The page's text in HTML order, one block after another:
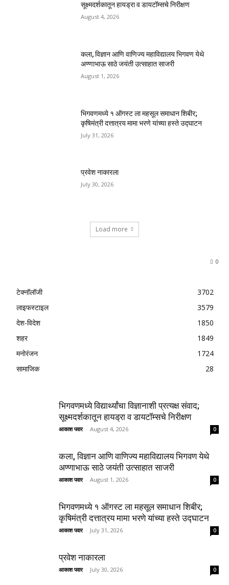
सूक्ष्मदर्शकातून हायड्रा व डायटॉम्सचे निरीक्षण
August 4, 2026
कला, विज्ञान आणि वाणिज्य महाविद्यालय भिगवण येथे
अण्णाभाऊ साठे जयंती उत्साहात साजरी
August 1, 2026
भिगवणमध्ये १ ऑगस्ट ला महसूल समाधान शिबीर;
कृषिमंत्री दत्तात्रय मामा भरणे यांच्या हस्ते उद्घाटन
July 31, 2026
प्रवेश नाकारला
July 30, 2026
Load more
0
टेक्नॉलॉजी
3702
लाइफस्टाइल
3579
देश-विदेश
1850
शहर
1849
मनोरंजन
1724
सामाजिक
28
भिगवणमध्ये विद्यार्थ्यांचा विज्ञानाशी प्रत्यक्ष संवाद;
सूक्ष्मदर्शकातून हायड्रा व डायटॉम्सचे निरीक्षण
आकाश पवार - August 4, 2026 0
कला, विज्ञान आणि वाणिज्य महाविद्यालय भिगवण येथे
अण्णाभाऊ साठे जयंती उत्साहात साजरी
आकाश पवार - August 1, 2026 0
भिगवणमध्ये १ ऑगस्ट ला महसूल समाधान शिबीर;
कृषिमंत्री दत्तात्रय मामा भरणे यांच्या हस्ते उद्घाटन
आकाश पवार - July 31, 2026 0
प्रवेश नाकारला
आकाश पवार - July 30, 2026 0